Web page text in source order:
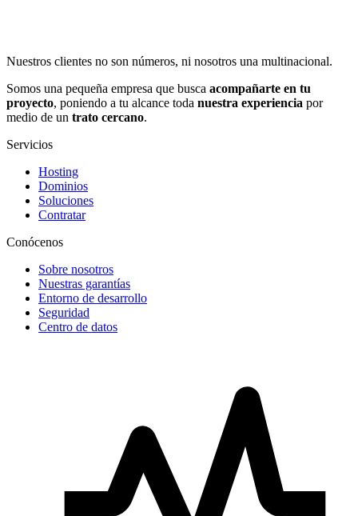
Nuestros clientes no son números, ni nosotros una multinacional.
Somos una pequeña empresa que busca acompañarte en tu
proyecto, poniendo a tu alcance toda nuestra experiencia por
medio de un trato cercano.
Servicios
Hosting
Dominios
Soluciones
Contratar
Conócenos
Sobre nosotros
Nuestras garantías
Entorno de desarrollo
Seguridad
Centro de datos